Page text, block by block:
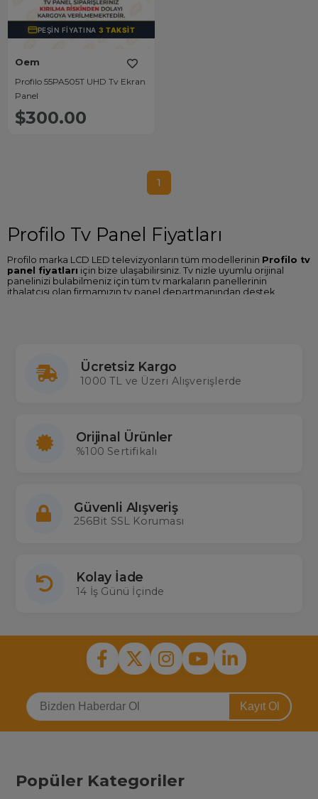
PEŞIN FIYATINA3 TAKSIT
Oem
Profilo 55PA505T UHD Tv Ekran
Panel
$300.00
1
Profilo Tv Panel Fiyatları
Profilo marka LCD LED televizyonların tüm modellerinin Profilo tv
panel fiyatları için bize ulaşabilirsiniz. Tv nizle uyumlu orijinal
panelinizi bulabilmeniz için tüm tv markaların panellerinin
ithalatçısı olan firmamızın tv panel departmanından destek
Merter Elektronik güvenilir tercih. Diğer markalarda olduğu gibi
Profilo tv panel değişimiişleminde de deneyimli ekibimizle
hizmet vermeye devam etmekteyiz.
Ücretsiz Kargo
1000 TL ve Üzeri Alışverişlerde
Orijinal Ürünler
%100 Sertifikalı
Güvenli Alışveriş
256Bit SSL Koruması
Kolay İade
14 İş Günü İçinde
Kayıt Ol
Popüler Kategoriler